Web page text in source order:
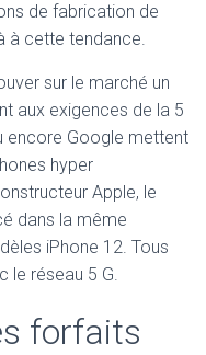
de fabrication de
à cette tendance.
sur le marché un
aux exigences de la 5
encore Google mettent
hyper
Apple, le
dans la même
iPhone 12. Tous
le réseau 5 G.
forfaits